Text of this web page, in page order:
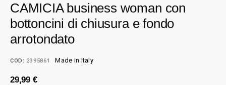
CAMICIA business woman con
bottoncini di chiusura e fondo
arrotondato
COD: 2395861 Made in Italy
29,99 €